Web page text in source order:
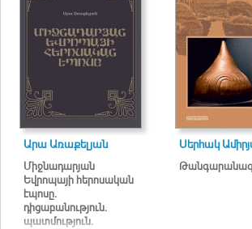
Արա Առաքելյան
Միջնադարյան
Եվրոպայի հերոսական
էպոսը.
դիցաբանություն․
պատմություն․
Սերհակ